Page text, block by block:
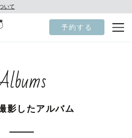
いて
予約する
影したアルバム